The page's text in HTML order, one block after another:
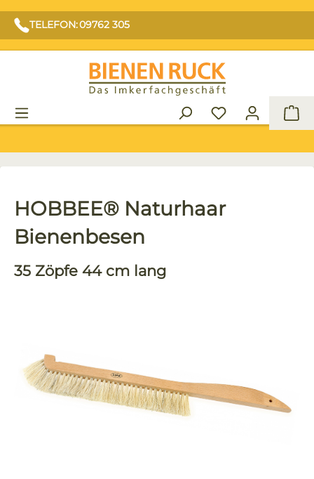
TELEFON: 09762 305
HOBBEE® Naturhaar
Bienenbesen
35 Zöpfe 44 cm lang